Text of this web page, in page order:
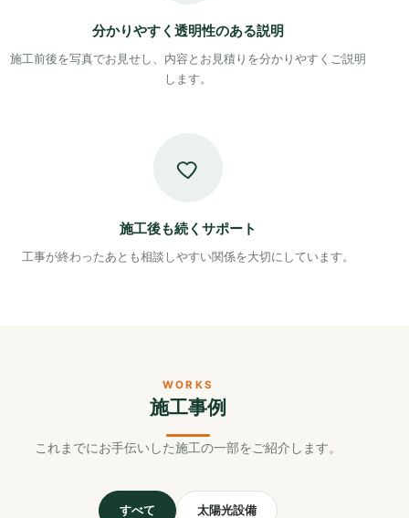
分かりやすく透明性のある説明
施工前後を写真でお見せし、内容とお見積りを分かりやすくご説明
します。
施工後も続くサポート
工事が終わったあとも相談しやすい関係を大切にしています。
WORKS
施工事例
これまでにお手伝いした施工の一部をご紹介します。
すべて 太陽光設備